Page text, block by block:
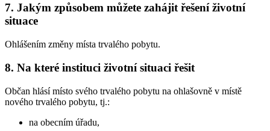
7. Jakým způsobem můžete zahájit řešení životní
situace
Ohlášením změny místa trvalého pobytu.
8. Na které instituci životní situaci řešit
Občan hlásí místo svého trvalého pobytu na ohlašovně v místě
nového trvalého pobytu, tj.:
na obecním úřadu,